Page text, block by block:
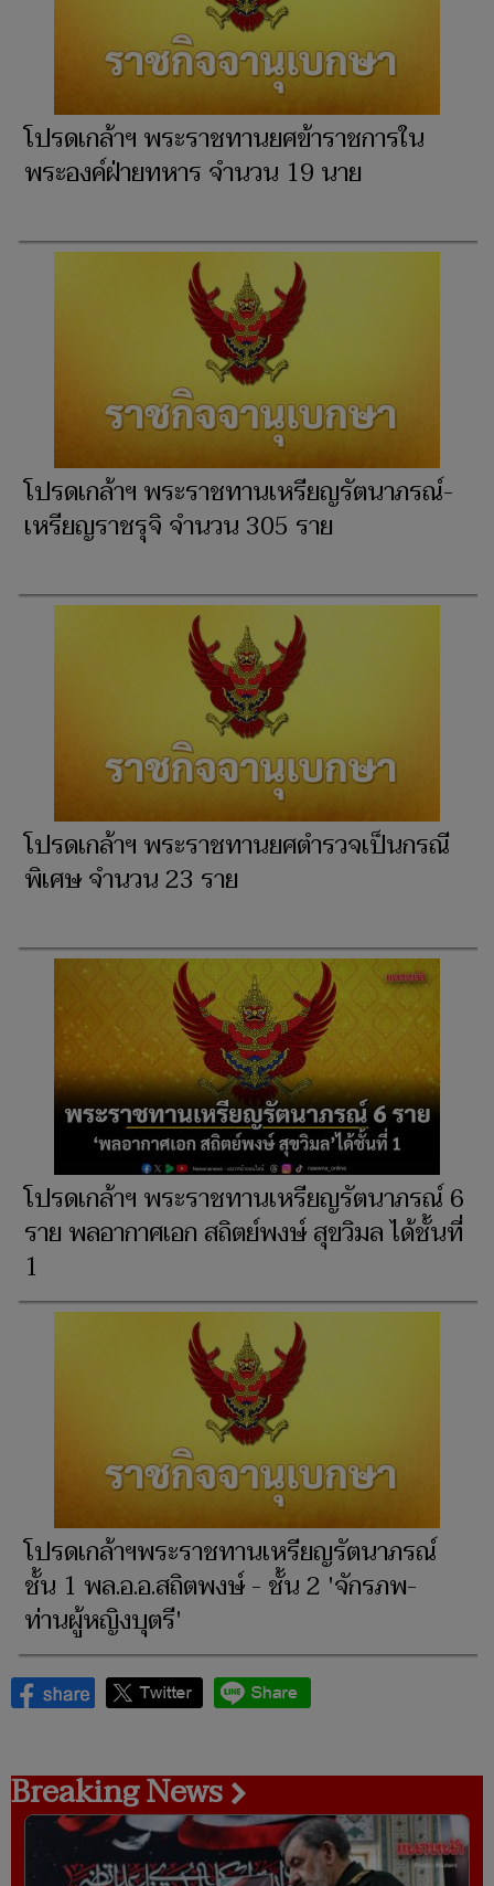
โปรดเกล้าฯ พระราชทานยศข้าราชการใน
พระองค์ฝ่ายทหาร จำนวน 19 นาย
โปรดเกล้าฯ พระราชทานเหรียญรัตนาภรณ์-
เหรียญราชรุจิ จำนวน 305 ราย
โปรดเกล้าฯ พระราชทานยศตำรวจเป็นกรณี
พิเศษ จำนวน 23 ราย
โปรดเกล้าฯ พระราชทานเหรียญรัตนาภรณ์ 6
ราย พลอากาศเอก สถิตย์พงษ์ สุขวิมล ได้ชั้นที่
1
โปรดเกล้าฯพระราชทานเหรียญรัตนาภรณ์
ชั้น 1 พล.อ.อ.สถิตพงษ์ - ชั้น 2 'จักรภพ-
ท่านผู้หญิงบุตรี'
Breaking News